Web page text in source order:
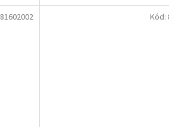
81602002 Kód: